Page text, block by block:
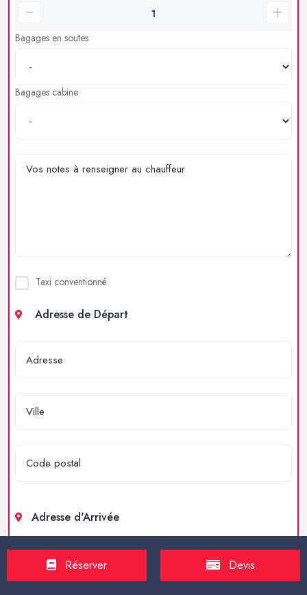
Bagages en soutes
Bagages cabine
Taxi conventionné
Adresse de Départ
Adresse d'Arrivée
Réserver Devis